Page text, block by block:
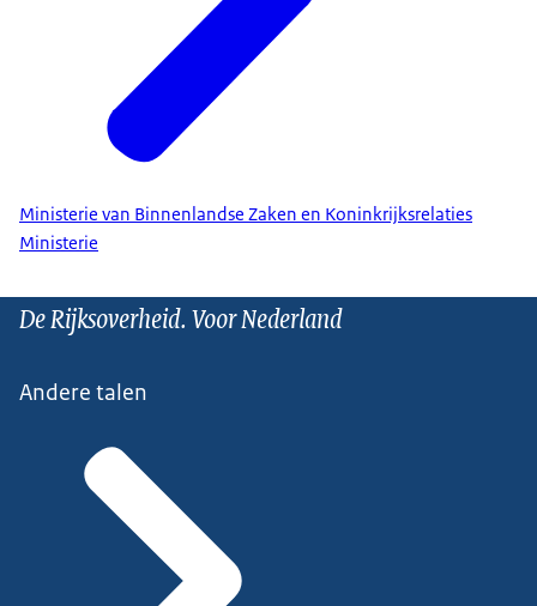
Ministerie van Binnenlandse Zaken en Koninkrijksrelaties
Ministerie
De Rijksoverheid. Voor Nederland
Andere talen